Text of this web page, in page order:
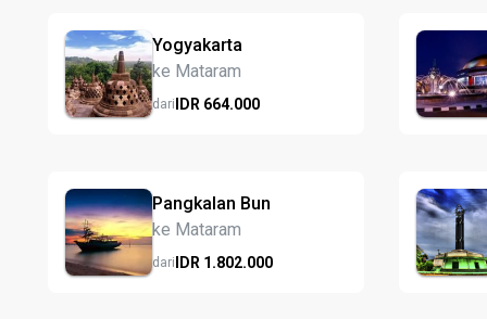
Yogyakarta
ke Mataram
dariIDR 664.000
Pangkalan Bun
ke Mataram
dariIDR 1.802.000